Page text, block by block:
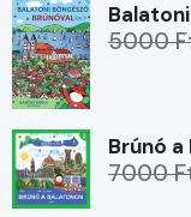
5000
Brúnó
7000